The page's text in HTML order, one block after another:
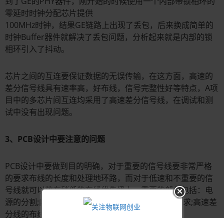
零延时时钟分配芯片提供
100MHz时钟，结果GE链路上出现了丢包，后来换成简单的
时钟Buffer器件就解决了丢包问题，分析起来就是内部的锁
相环引入了抖动。
芯片之间的互连要保证数据的无误传输，在这方面，高速的
差分信号线具有速率高，好布线，信号完整性好等特点，A项
目中的多芯片间互连均采用了高速差分信号线，在调试和测
试中没有出现问题。
3、PCB设计中要注意的问题
PCB设计中要做到目的明确，对于重要的信号线要非常严格
的要求布线的长度和处理地环路，而对于低速和不重要的信
号线就可以放在稍低的布线优先级上。重要的部分包括：电
源的分割;内存的时钟线，控制线和数据线的长度要求;高速差
分线的布线等等。